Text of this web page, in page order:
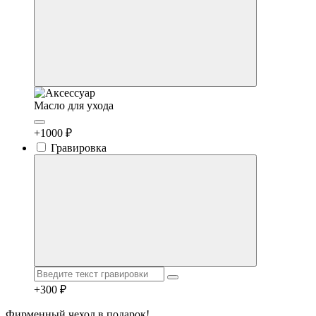
Масло для ухода
+1000 ₽
Гравировка
+300 ₽